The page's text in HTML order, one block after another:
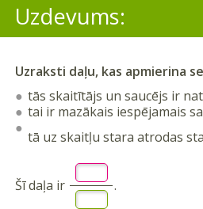
Uzdevums:
Uzraksti daļu, kas apmierina
tās skaitītājs un saucējs ir
tai ir mazākais iespējamais
tā uz skaitļu stara atrodas
Šī daļa ir .